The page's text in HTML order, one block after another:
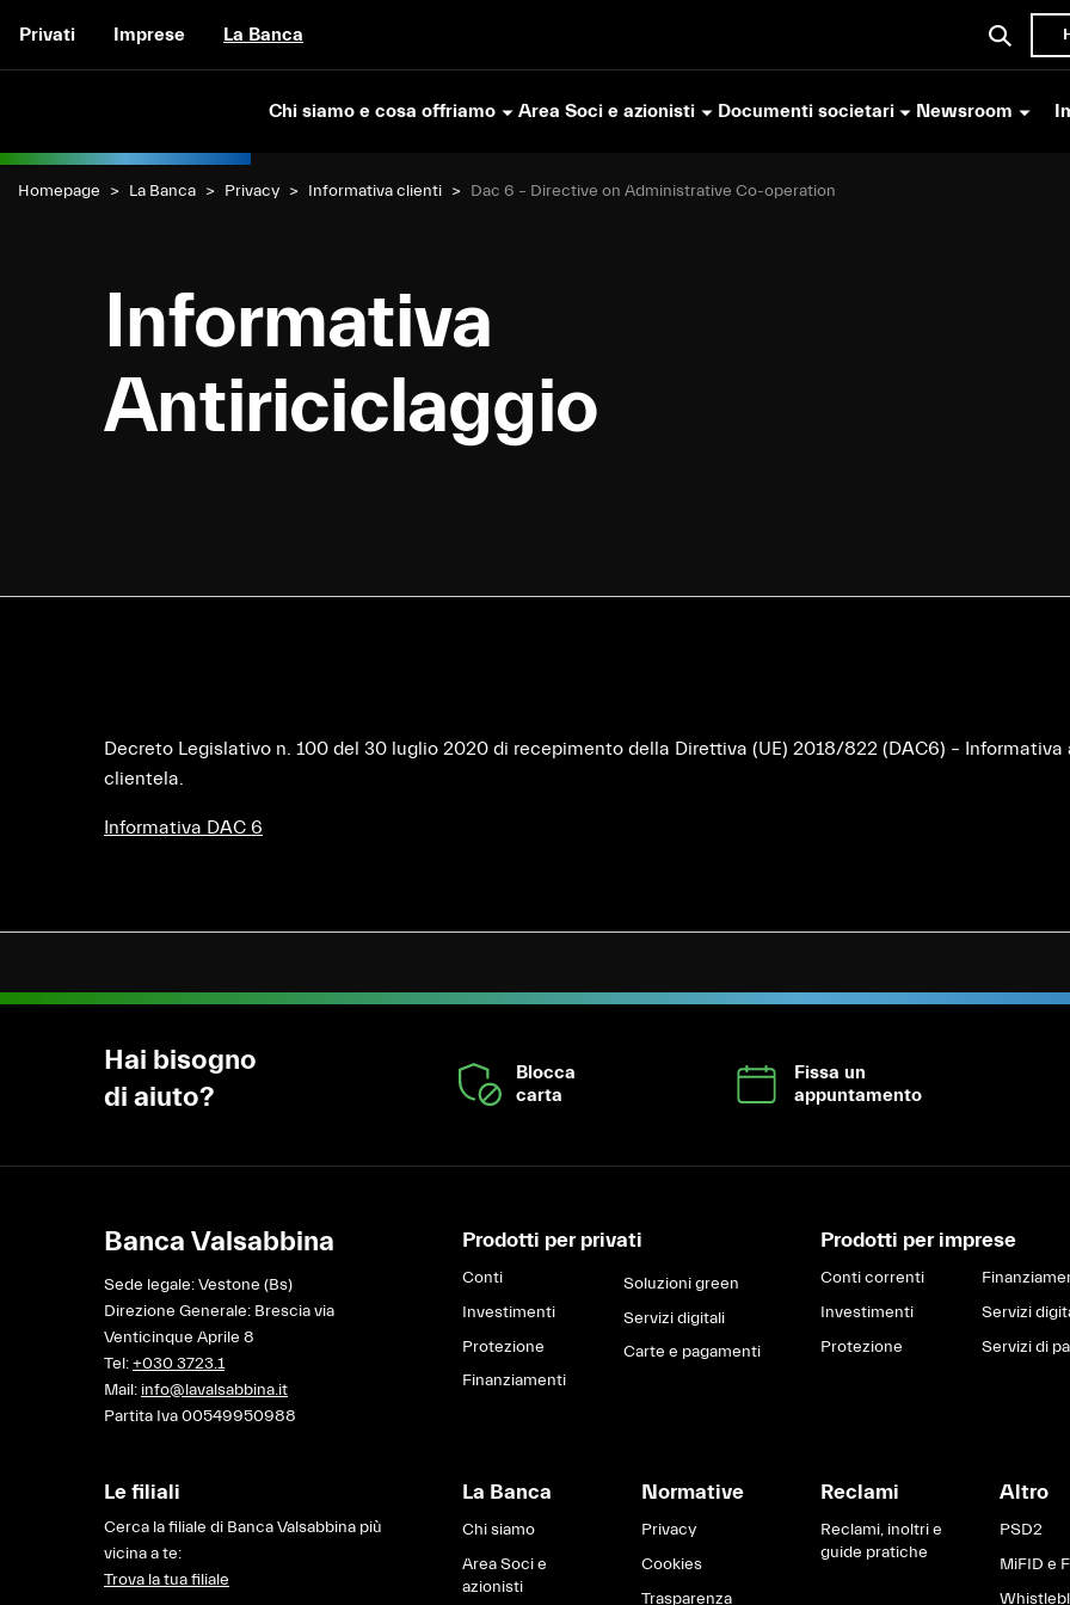
Vai al contenuto
Privati Imprese La Banca
Chi siamo e cosa offriamo Area Soci e azionisti Documenti societari Newsroom
Homepage La Banca Privacy Informativa clienti Dac 6 – Directive on Administrative Co-operation
Informativa
Antiriciclaggio
Decreto Legislativo n. 100 del 30 luglio 2020 di recepimento della Direttiva (UE) 2018/822 (DAC6) – Informativa
clientela.
Informativa DAC 6
Hai bisogno
di aiuto?
Blocca
carta
Fissa un
appuntamento
Banca Valsabbina
Sede legale: Vestone (Bs)
Direzione Generale: Brescia via
Venticinque Aprile 8
Tel:+030 3723.1
Mail: info@lavalsabbina.it
Partita Iva 00549950988
Prodotti per privati
Conti
Investimenti
Protezione
Finanziamenti
Soluzioni green
Servizi digitali
Carte e pagamenti
Prodotti per imprese
Conti correnti
Investimenti
Protezione
Servizi
Servizi di
Le filiali
Cerca la filiale di Banca Valsabbina più
vicina a te:
Trova la tua filiale
La Banca
Chi siamo
Area Soci e
azionisti
Normative
Privacy
Cookies
Trasparenza
Reclami
Reclami, inoltri e
guide pratiche
Altro
PSD2
MiFID e